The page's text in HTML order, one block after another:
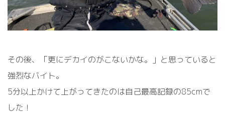
その後、「更にデカイのがこないかな。」と思っていると
強烈なバイト。
5分以上かけて上がってきたのは自己最高記録の85cmで
した！